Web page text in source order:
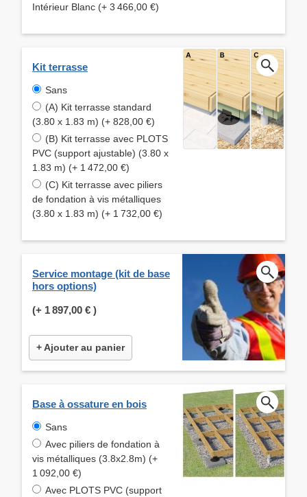
Intérieur Blanc (+ 3 466,00 €)
Kit terrasse
Sans
(A) Kit terrasse standard
(3.80 x 1.83 m) (+ 828,00 €)
(B) Kit terrasse avec PLOTS
PVC (support ajustable) (3.80 x
1.83 m) (+ 1 472,00 €)
(C) Kit terrasse avec piliers
de fondation à vis métalliques
(3.80 x 1.83 m) (+ 1 732,00 €)
Service montage (kit de base
hors options)
(+ 1 897,00 € )
+ Ajouter au panier
Base à ossature en bois
Sans
Avec piliers de fondation à
vis métalliques (3.8x2.8m) (+
1 092,00 €)
Avec PLOTS PVC (support